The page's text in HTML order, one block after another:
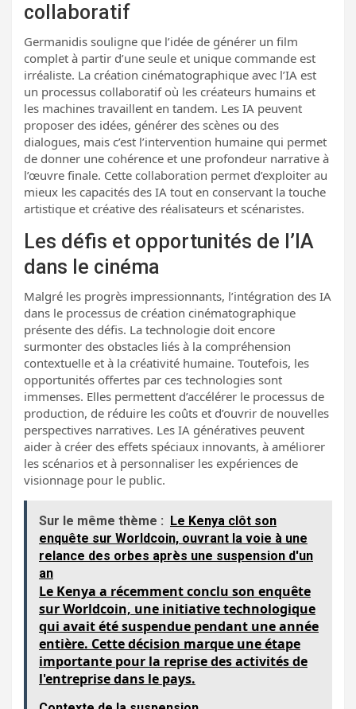
collaboratif
Germanidis souligne que l’idée de générer un film
complet à partir d’une seule et unique commande est
irréaliste. La création cinématographique avec l’IA est
un processus collaboratif où les créateurs humains et
les machines travaillent en tandem. Les IA peuvent
proposer des idées, générer des scènes ou des
dialogues, mais c’est l’intervention humaine qui permet
de donner une cohérence et une profondeur narrative à
l’œuvre finale. Cette collaboration permet d’exploiter au
mieux les capacités des IA tout en conservant la touche
artistique et créative des réalisateurs et scénaristes.
Les défis et opportunités de l’IA
dans le cinéma
Malgré les progrès impressionnants, l’intégration des IA
dans le processus de création cinématographique
présente des défis. La technologie doit encore
surmonter des obstacles liés à la compréhension
contextuelle et à la créativité humaine. Toutefois, les
opportunités offertes par ces technologies sont
immenses. Elles permettent d’accélérer le processus de
production, de réduire les coûts et d’ouvrir de nouvelles
perspectives narratives. Les IA génératives peuvent
aider à créer des effets spéciaux innovants, à améliorer
les scénarios et à personnaliser les expériences de
visionnage pour le public.
Sur le même thème : Le Kenya clôt son
enquête sur Worldcoin, ouvrant la voie à une
relance des orbes après une suspension d'un
an
Le Kenya a récemment conclu son enquête
sur Worldcoin, une initiative technologique
qui avait été suspendue pendant une année
entière. Cette décision marque une étape
importante pour la reprise des activités de
l'entreprise dans le pays.